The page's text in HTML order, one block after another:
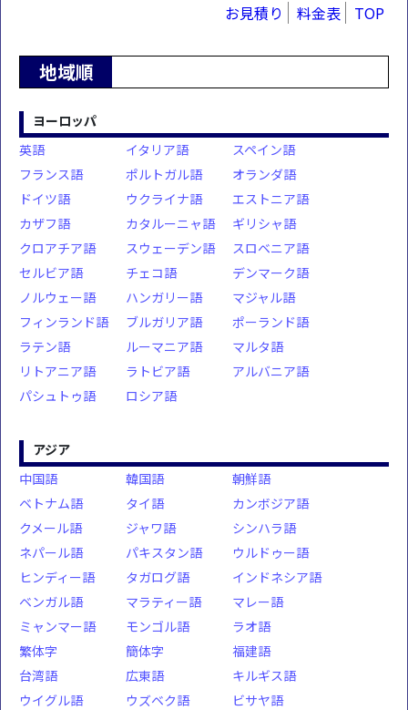
お見積り 料金表 TOP
地域順
ヨーロッパ
英語
イタリア語
スペイン語
フランス語
ポルトガル語
オランダ語
ドイツ語
ウクライナ語
エストニア語
カザフ語
カタルーニャ語
ギリシャ語
クロアチア語
スウェーデン語
スロベニア語
セルビア語
チェコ語
デンマーク語
ノルウェー語
ハンガリー語
マジャル語
フィンランド語
ブルガリア語
ポーランド語
ラテン語
ルーマニア語
マルタ語
リトアニア語
ラトビア語
アルバニア語
パシュトゥ語
ロシア語
アジア
中国語
韓国語
朝鮮語
ベトナム語
タイ語
カンボジア語
クメール語
ジャワ語
シンハラ語
ネパール語
パキスタン語
ウルドゥー語
ヒンディー語
タガログ語
インドネシア語
ベンガル語
マラティー語
マレー語
ミャンマー語
モンゴル語
ラオ語
繁体字
簡体字
福建語
台湾語
広東語
キルギス語
ウイグル語
ウズベク語
ビサヤ語